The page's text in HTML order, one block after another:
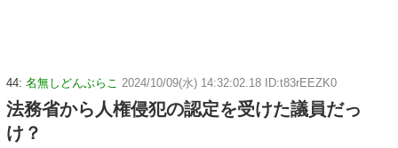
44: 名無しどんぶらこ 2024/10/09(水) 14:32:02.18 ID:t83rEEZK0
法務省から人権侵犯の認定を受けた議員だっ
け？